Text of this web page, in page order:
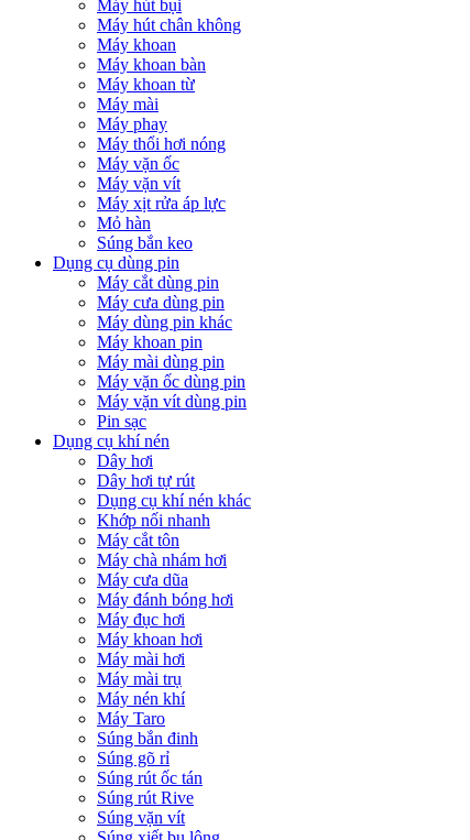
Máy hút bụi
Máy hút chân không
Máy khoan
Máy khoan bàn
Máy khoan từ
Máy mài
Máy phay
Máy thổi hơi nóng
Máy vặn ốc
Máy vặn vít
Máy xịt rửa áp lực
Mỏ hàn
Súng bắn keo
Dụng cụ dùng pin
Máy cắt dùng pin
Máy cưa dùng pin
Máy dùng pin khác
Máy khoan pin
Máy mài dùng pin
Máy vặn ốc dùng pin
Máy vặn vít dùng pin
Pin sạc
Dụng cụ khí nén
Dây hơi
Dây hơi tự rút
Dụng cụ khí nén khác
Khớp nối nhanh
Máy cắt tôn
Máy chà nhám hơi
Máy cưa dũa
Máy đánh bóng hơi
Máy đục hơi
Máy khoan hơi
Máy mài hơi
Máy mài trụ
Máy nén khí
Máy Taro
Súng bắn đinh
Súng gõ rỉ
Súng rút ốc tán
Súng rút Rive
Súng vặn vít